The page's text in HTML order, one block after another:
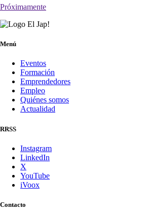
Próximamente
Menú
Eventos
Formación
Emprendedores
Empleo
Quiénes somos
Actualidad
RRSS
Instagram
LinkedIn
X
YouTube
iVoox
Contacto